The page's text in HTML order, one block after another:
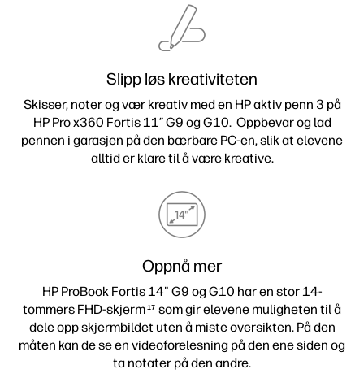
Slipp løs kreativiteten
Skisser, noter og vær kreativ med en HP aktiv penn 3 på
HP Pro x360 Fortis 11” G9 og G10. Oppbevar og lad
pennen i garasjen på den bærbare PC-en, slik at elevene
alltid er klare til å være kreative.
Oppnå mer
HP ProBook Fortis 14" G9 og G10 har en stor 14-
tommers FHD-skjerm 17 som gir elevene muligheten til å
dele opp skjermbildet uten å miste oversikten. På den
måten kan de se en videoforelesning på den ene siden og
ta notater på den andre.